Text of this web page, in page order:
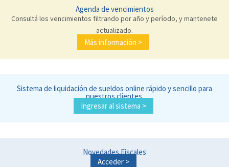
Agenda de vencimientos
Consultá los vencimientos filtrando por año y período, y mantenete
actualizado.
Más información >
Sistema de liquidación de sueldos online rápido y sencillo para
nuestros clientes.
Ingresar al sistema >
Novedades Fiscales
Acceder >